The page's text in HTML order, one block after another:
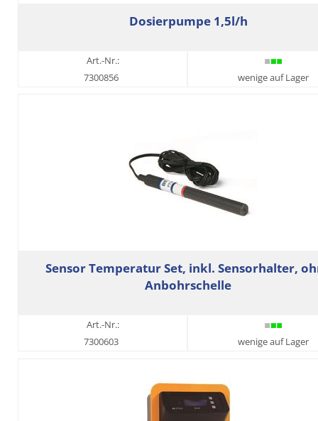
Dosierpumpe 1,5l/h
Art.-Nr.:
7300856
wenige auf Lager
Sensor Temperatur Set, inkl. Sensorhalter,
Anbohrschelle
Art.-Nr.:
7300603
wenige auf Lager